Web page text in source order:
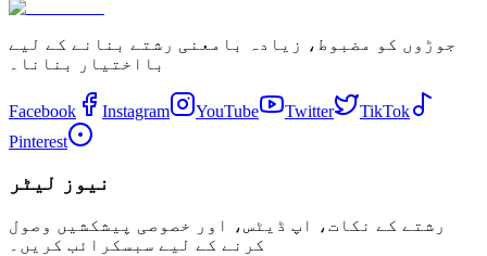
جوڑوں کو مضبوط، زیادہ بامعنی رشتے بنانے کے لیے
بااختیار بنانا۔
Facebook Instagram YouTube Twitter
TikTok
Pinterest
نیوز لیٹر
رشتے کے نکات، اپ ڈیٹس، اور خصوصی پیشکشیں وصول
کرنے کے لیے سبسکرائب کریں۔